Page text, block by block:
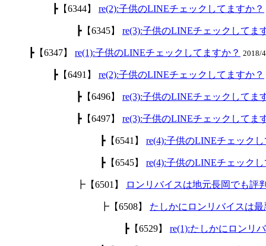
┣【6344】 re(2):子供のLINEチェックしてますか？
┣【6345】 re(3):子供のLINEチェックしてま
┣【6347】 re(1):子供のLINEチェックしてますか？ 2018/
┣【6491】 re(2):子供のLINEチェックしてますか？
┣【6496】 re(3):子供のLINEチェックしてま
┣【6497】 re(3):子供のLINEチェックしてま
┣【6541】 re(4):子供のLINEチェック
┣【6545】 re(4):子供のLINEチェック
┣【6501】 ロンリバイスは地元長岡でも評
┣【6508】 たしかにロンリバイスは
┣【6529】 re(1):たしかにロンリ